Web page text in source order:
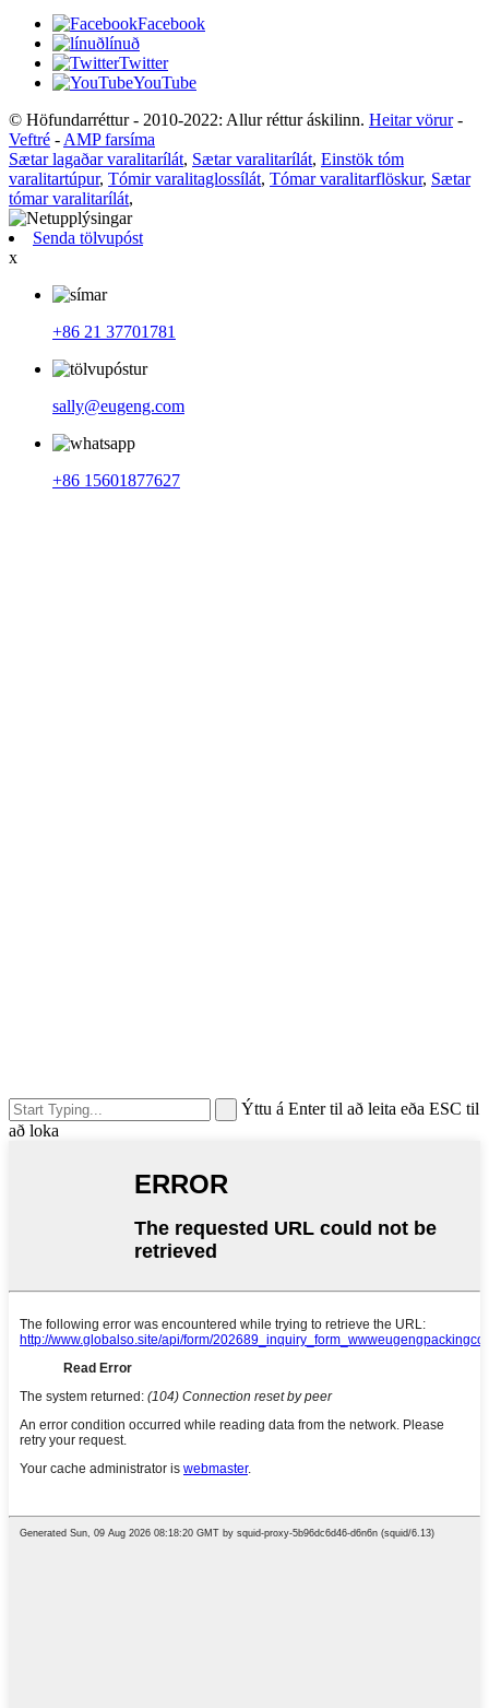
Facebook
línuð
Twitter
YouTube
© Höfundarréttur - 2010-2022: Allur réttur áskilinn. Heitar vörur-
Veftré - AMP farsíma
Sætar lagaðar varalitarílát, Sætar varalitarílát, Einstök tóm
varalitartúpur, Tómir varalitaglossílát, Tómar varalitarflöskur, Sætar
tómar varalitarílát,
Senda tölvupóst
x
+86 21 37701781
sally@eugeng.com
+86 15601877627
Ýttu á Enter til að leita eða ESC til
að loka